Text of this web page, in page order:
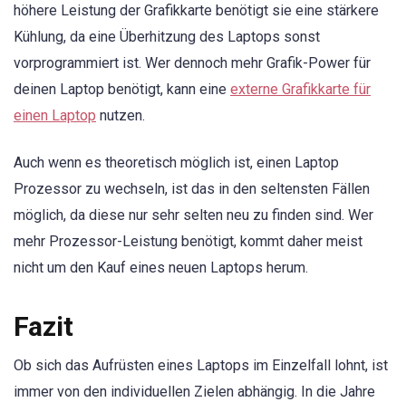
höhere Leistung der Grafikkarte benötigt sie eine stärkere
Kühlung, da eine Überhitzung des Laptops sonst
vorprogrammiert ist. Wer dennoch mehr Grafik-Power für
deinen Laptop benötigt, kann eine externe Grafikkarte für
einen Laptop nutzen.
Auch wenn es theoretisch möglich ist, einen Laptop
Prozessor zu wechseln, ist das in den seltensten Fällen
möglich, da diese nur sehr selten neu zu finden sind. Wer
mehr Prozessor-Leistung benötigt, kommt daher meist
nicht um den Kauf eines neuen Laptops herum.
Fazit
Ob sich das Aufrüsten eines Laptops im Einzelfall lohnt, ist
immer von den individuellen Zielen abhängig. In die Jahre